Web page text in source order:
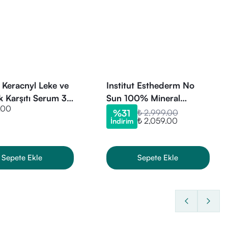
Leke ve
Karşıtı Serum 30
Sepete Ekle
Institut Esthederm No
Sun 100% Mineral
Screen Protective Care
50 ml
%31
İndirim
₺ 2,999.00
₺ 2,059.00
Sepete Ekle